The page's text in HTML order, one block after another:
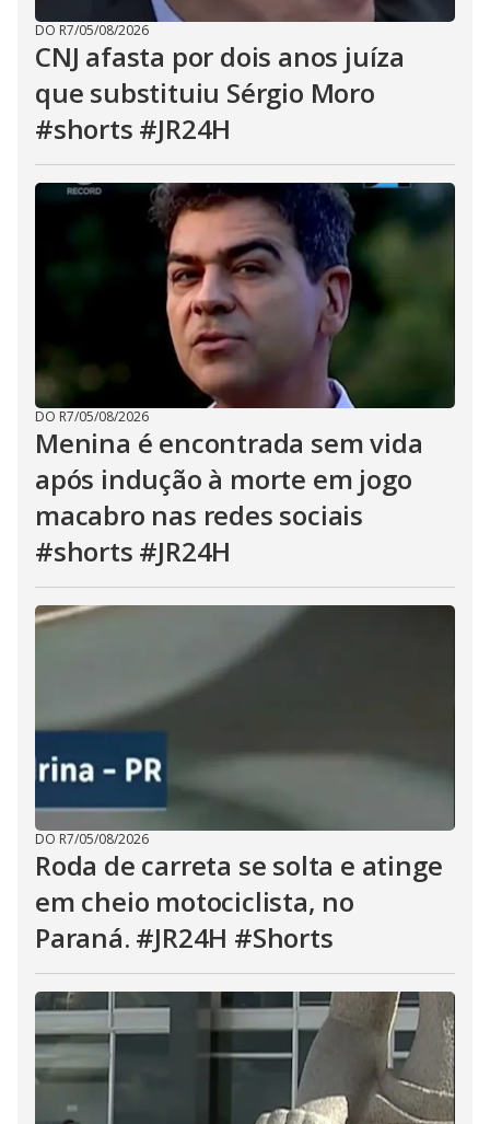
DO R7/05/08/2026
CNJ afasta por dois anos juíza
que substituiu Sérgio Moro
#shorts #JR24H
DO R7/05/08/2026
Menina é encontrada sem vida
após ​indução à morte em jogo
macabro nas redes sociais
#shorts #JR24H
DO R7/05/08/2026
Roda de carreta se solta e atinge
em cheio motociclista, no
Paraná. #JR24H #Shorts